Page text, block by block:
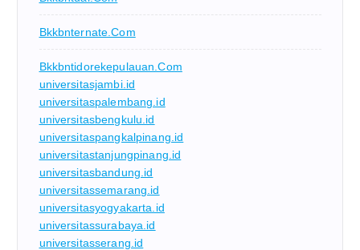
Bkkbnternate.com
Bkkbntidorekepulauan.com
universitasjambi.id
universitaspalembang.id
universitasbengkulu.id
universitaspangkalpinang.id
universitastanjungpinang.id
universitasbandung.id
universitassemarang.id
universitasyogyakarta.id
universitassurabaya.id
universitasserang.id